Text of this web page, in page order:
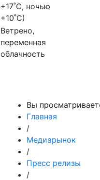
+17˚C, ночью
+10˚C)
Ветрено,
переменная
облачность
Вы
Главная
/
Медиарынок
/
Пресс релизы
/